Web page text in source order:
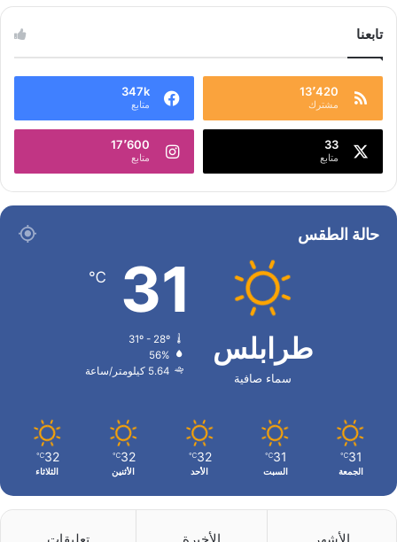
تابعنا
13٬420
مشترك
347k
متابع
33
متابع
17٬600
متابع
حالة الطقس
طرابلس
سماء صافية
31
℃
31º - 28º
56%
5.64 كيلومتر/ساعة
31
℃
الجمعة
31
℃
السبت
32
℃
الأحد
32
℃
الأثنين
32
℃
الثلاثاء
الأشهر الأخيرة تعليقات